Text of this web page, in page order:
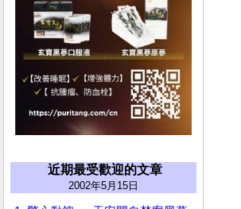
近期最受歡迎的文章
2002年5月15日